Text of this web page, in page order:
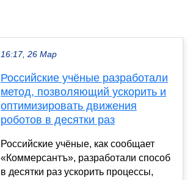
16:17, 26 Мар
Российские учёные разработали
метод, позволяющий ускорить и
оптимизировать движения
роботов в десятки раз
Российские учёные, как сообщает
«Коммерсантъ», разработали способ
в десятки раз ускорить процессы,